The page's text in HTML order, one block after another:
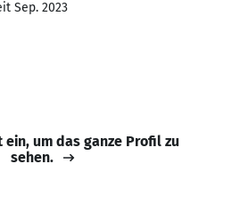
Sep. 2023
ein, um das ganze Profil zu
sehen.